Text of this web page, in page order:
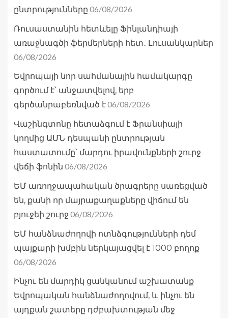
ընտրությունները 06/08/2026
Ռուսաստանին հետևելը Ֆինլանդիայի
առաջնագծի ֆերմերների հետ․ Լուսանկարներ
06/08/2026
Եվրոպայի նոր սահմանային համակարգը
գործում է՝ անջատվելով, երբ
գերծանրաբեռնված է06/08/2026
Վաշինգտոնը հետաձգում է Ֆրանսիայի
կողմից ԱՄՆ դեսպանի ընտրության
հաստատումը՝ մարդու իրավունքների շուրջ
վեճի ֆոնին 06/08/2026
ԵՄ առողջապահական ծրագրերը սառեցված
են, քանի որ մայրաքաղաքները վիճում են
բյուջեի շուրջ 06/08/2026
ԵՄ հանձնաժողովի ոտնձգությունների դեմ
պայքարի խմբին ներկայացվել է 1000 բողոք
06/08/2026
Ինչու են մարդիկ ցանկանում աշխատանք
Եվրոպական հանձնաժողովում, և ինչու են
այդքան շատերը դժբախտության մեջ